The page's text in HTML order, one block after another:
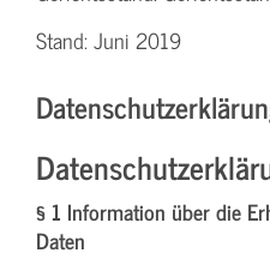
Stand: Juni 2019
§ 1 Information über die
Daten